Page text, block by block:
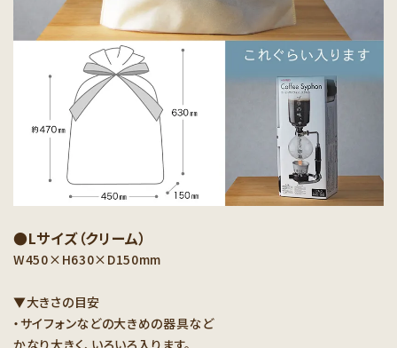
●Lサイズ（クリーム）
W450×H630×D150mm
▼大きさの目安
・サイフォンなどの大きめの器具など